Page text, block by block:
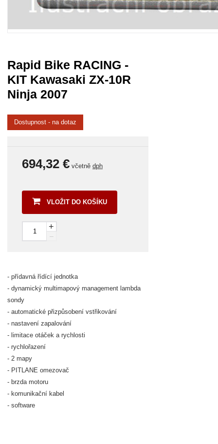
Rapid Bike RACING -
KIT Kawasaki ZX-10R
Ninja 2007
Dostupnost - na dotaz
694,32 € včetně dph
VLOŽIT DO KOŠÍKU
+
–
- přídavná řídící jednotka
- dynamický multimapový management lambda
sondy
- automatické přizpůsobení vstřikování
- nastavení zapalování
- limitace otáček a rychlosti
- rychlořazení
- 2 mapy
- PITLANE omezovač
- brzda motoru
- komunikační kabel
- software